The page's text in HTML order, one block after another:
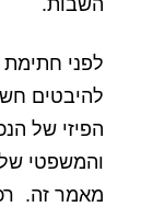
השבות.
לפני
להיבטים
הפיזי של
והמשפטי
מאמר זה.